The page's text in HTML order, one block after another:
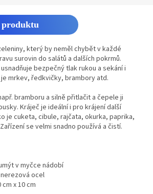
produktu
který by neměl chybět v každé
surovin do salátů a dalších pokrmů.
bezpečný tlak rukou a sekání i
mrkev, ředkvičky, brambory atd.
bramboru a silně přitlačit a čepele ji
Kráječ je ideální i pro krájení další
je cuketa, cibule, rajčata, okurka, paprika,
se velmi snadno používá a čistí.
v myčce nádobí
nerezová ocel
cm x 10 cm